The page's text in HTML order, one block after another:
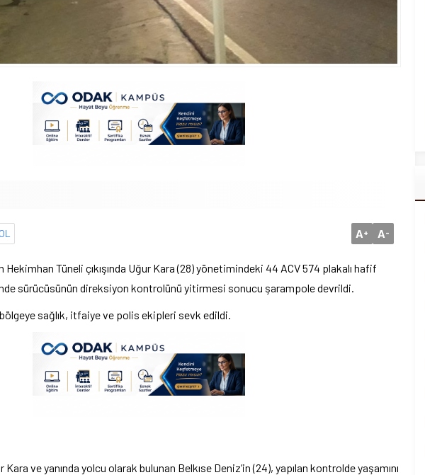
A+ A-
Tüneli çıkışında Uğur Kara (28) yönetimindeki 44 ACV 574 plakalı hafif
sürücüsünün direksiyon kontrolünü yitirmesi sonucu şarampole devrildi.
bölgeye sağlık, itfaiye ve polis ekipleri sevk edildi.
Kara ve yanında yolcu olarak bulunan Belkıse Deniz’in (24), yapılan kontrolde yaşamını